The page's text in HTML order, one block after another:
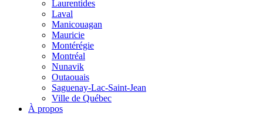
Laurentides
Laval
Manicouagan
Mauricie
Montérégie
Montréal
Nunavik
Outaouais
Saguenay-Lac-Saint-Jean
Ville de Québec
À propos